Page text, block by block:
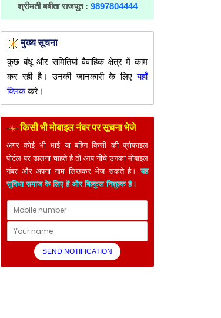
श्रीमती बबीता राजपूत : 9897804444
मुख्य सूचना
कुछ बंधू और समितियां वैवाहिक क्षेत्र में काम
कर रही है। उनकी जानकारी के लिएयहाँ
क्लिककरे।
किसी भी मोबाइल नंबर पर सूचना भेजे
अगर कोई भी भाई या बहिन किसी की प्रोफाइल
पोर्टल पर डालना चाहते है तो आप नीचे उनका मोबाइल
नंबर और अपना नाम लिखकर भेज सकते है।यह
सुविधा समाज के लिए है और बिल्कुल निशुल्क है।